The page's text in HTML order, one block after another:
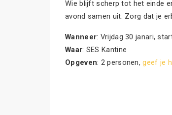
Wie blijft scherp tot het einde
avond samen uit. Zorg dat je
Wanneer: Vrijdag 30 janari,
Waar: SES Kantine
Opgeven: 2 personen,geef je